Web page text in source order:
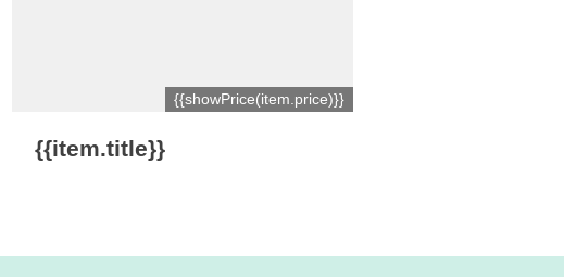
{{showPrice(item.price)}}
{{item.title}}